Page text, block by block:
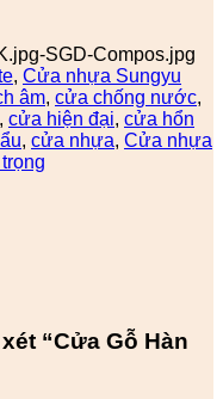
SGD-Compos.jpg
, Cửa nhựa Sungyu
âm, cửa chống nước,
, cửa hiện đại, cửa hổn
, cửa nhựa, Cửa nhựa
“Cửa Gỗ Hàn